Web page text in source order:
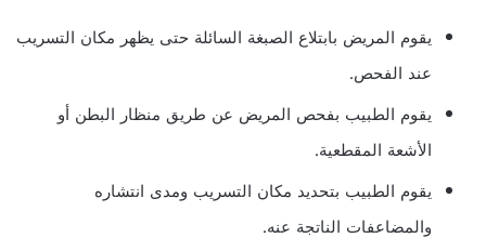
يقوم المريض بابتلاع الصبغة السائلة حتى يظهر مكان التسريب
عند الفحص.
يقوم الطبيب بفحص المريض عن طريق منظار البطن أو
الأشعة المقطعية.
يقوم الطبيب بتحديد مكان التسريب ومدى انتشاره
والمضاعفات الناتجة عنه.